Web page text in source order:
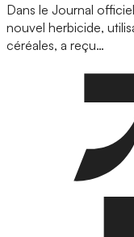
Dans le Journal
nouvel herbicide,
céréales, a reçu…